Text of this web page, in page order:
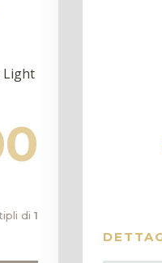
Light
di 1